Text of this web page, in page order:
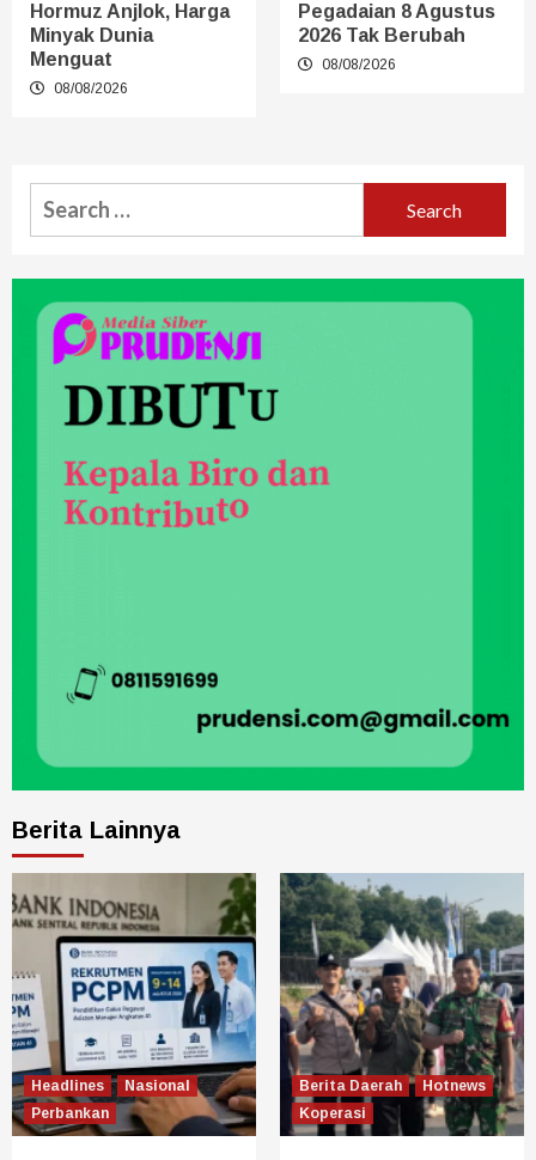
Hormuz Anjlok, Harga
Minyak Dunia
Menguat
08/08/2026
Pegadaian 8 Agustus
2026 Tak Berubah
08/08/2026
Berita Lainnya
Headlines
Nasional
Perbankan
Berita Daerah
Hotnews
Koperasi